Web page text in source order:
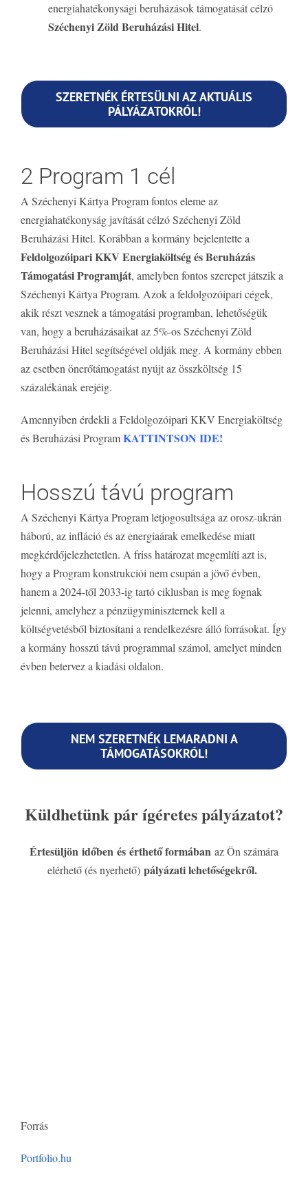
energiahatékonysági beruházások támogatását célzó
Széchenyi Zöld Beruházási Hitel.
SZERETNÉK ÉRTESÜLNI AZ AKTUÁLIS
PÁLYÁZATOKRÓL!
2 Program 1 cél
A Széchenyi Kártya Program fontos eleme az
energiahatékonyság javítását célzó Széchenyi Zöld
Beruházási Hitel. Korábban a kormány bejelentette a
Feldolgozóipari KKV Energiaköltség és Beruházás
Támogatási Programját, amelyben fontos szerepet játszik a
Széchenyi Kártya Program. Azok a feldolgozóipari cégek,
akik részt vesznek a támogatási programban, lehetőségük
van, hogy a beruházásaikat az 5%-os Széchenyi Zöld
Beruházási Hitel segítségével oldják meg. A kormány ebben
az esetben önerőtámogatást nyújt az összköltség 15
százalékának erejéig.
Amennyiben érdekli a Feldolgozóipari KKV Energiaköltség
és Beruházási ProgramKATTINTSON IDE!
Hosszú távú program
A Széchenyi Kártya Program létjogosultsága az orosz-ukrán
háború, az infláció és az energiaárak emelkedése miatt
megkérdőjelezhetetlen. A friss határozat megemlíti azt is,
hogy a Program konstrukciói nem csupán a jövő évben,
hanem a 2024-től 2033-ig tartó ciklusban is meg fognak
jelenni, amelyhez a pénzügyminiszternek kell a
költségvetésből biztosítani a rendelkezésre álló forrásokat. Így
a kormány hosszú távú programmal számol, amelyet minden
évben betervez a kiadási oldalon.
NEM SZERETNÉK LEMARADNI A
TÁMOGATÁSOKRÓL!
Küldhetünk pár ígéretes pályázatot?
Értesüljön időben és érthető formában az Ön számára
elérhető (és nyerhető) pályázati lehetőségekről.
Forrás
Portfolio.hu